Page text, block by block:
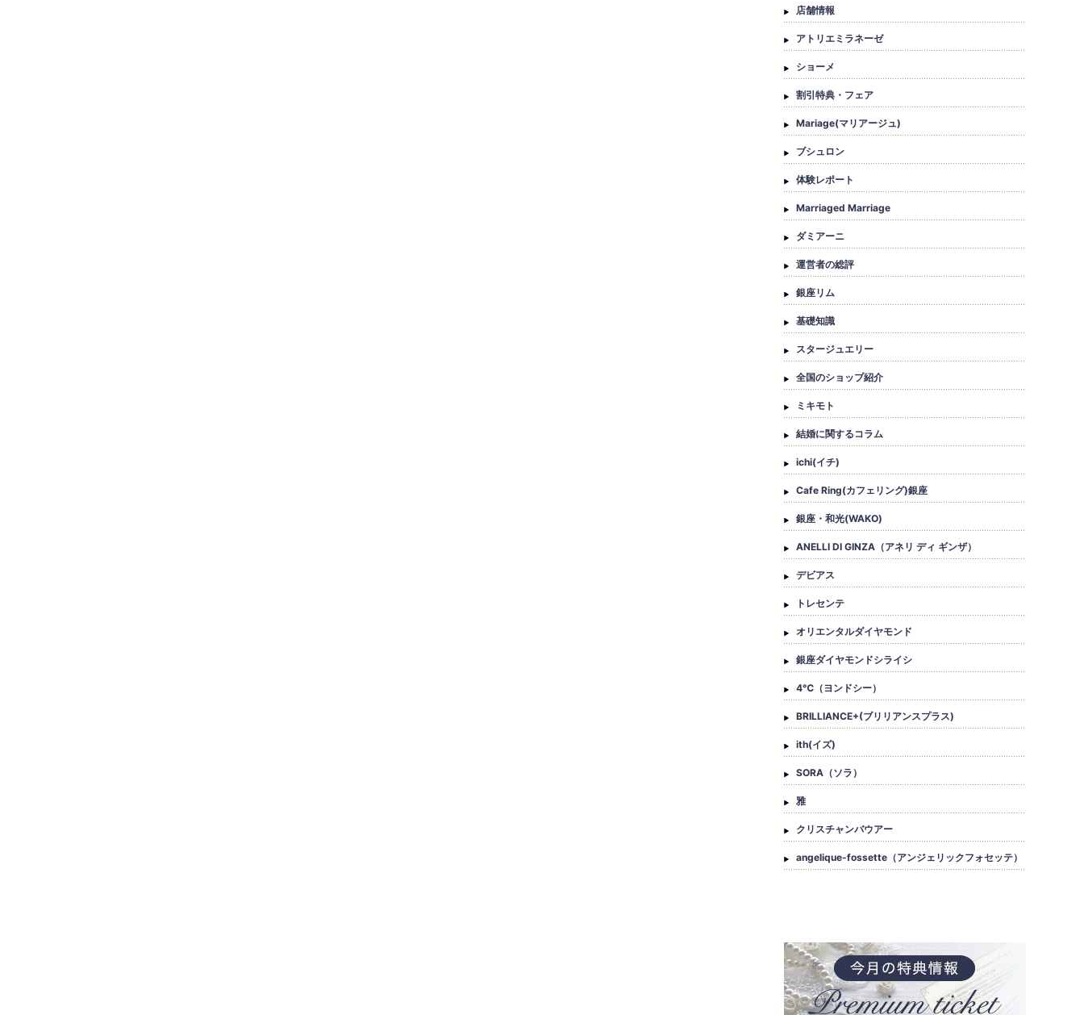
店舗情報
アトリエミラネーゼ
ショーメ
割引特典・フェア
Mariage(マリアージュ)
ブシュロン
体験レポート
Marriaged Marriage
ダミアーニ
運営者の総評
銀座リム
基礎知識
スタージュエリー
全国のショップ紹介
ミキモト
結婚に関するコラム
ichi(イチ)
Cafe Ring(カフェリング)銀座
銀座・和光(WAKO)
ANELLI DI GINZA（アネリ ディ ギンザ）
デビアス
トレセンテ
オリエンタルダイヤモンド
銀座ダイヤモンドシライシ
4℃（ヨンドシー）
BRILLIANCE+(ブリリアンスプラス)
ith(イズ)
SORA（ソラ）
雅
クリスチャンバウアー
angelique-fossette（アンジェリックフォセッテ）